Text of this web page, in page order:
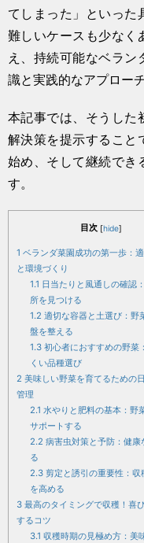
てしまった」といった
難しいケースも少なく
え、持続可能なベラ
識と実践的なアプロー
本記事では、そうした
解決策を提示すること
始め、そして継続でき
す。
目次 [hide]
1 ベランダ菜園成功の第一歩：
と環境づくり
1.1 日当たりと風通しの確認
所を見つける
1.2 適切な容器と土選び：野
盤を整える
1.3 初心者におすすめの野菜
くい品種選び
2 美味しい野菜を育てるための
管理
2.1 水やりと肥料の基本：野
サポートする
2.2 病害虫対策と予防：健康
る
2.3 剪定と誘引の重要性：収
を高める
3 最高のタイミングで収穫！喜
するコツ
3.1 収穫時期の見極め方：美